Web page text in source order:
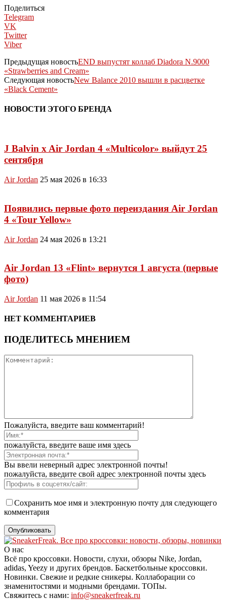
Поделиться
Telegram
VK
Twitter
Viber
Предыдущая новостьEND выпустят коллаб Diadora N.9000
«Strawberries and Cream»
Следующая новостьNew Balance 2010 вышли в расцветке
«Black Cement»
НОВОСТИ ЭТОГО БРЕНДА
J Balvin x Air Jordan 4 «Multicolor» выйдут 25
сентября
Air Jordan 25 мая 2026 в 16:33
Появились первые фото переиздания Air Jordan
4 «Tour Yellow»
Air Jordan 24 мая 2026 в 13:21
Air Jordan 13 «Flint» вернутся 1 августа (первые
фото)
Air Jordan 11 мая 2026 в 11:54
НЕТ КОММЕНТАРИЕВ
ПОДЕЛИТЕСЬ МНЕНИЕМ
Пожалуйста, введите ваш комментарий!
пожалуйста, введите ваше имя здесь
Вы ввели неверный адрес электронной почты!
пожалуйста, введите свой адрес электронной почты здесь
Сохранить мое имя и электронную почту для следующего
комментария
О нас
Всё про кроссовки. Новости, слухи, обзоры Nike, Jordan,
adidas, Yeezy и других брендов. Баскетбольные кроссовки.
Новинки. Свежие и редкие сникеры. Коллаборации со
знаменитостями и модными брендами. ТОПы.
Свяжитесь с нами: info@sneakerfreak.ru